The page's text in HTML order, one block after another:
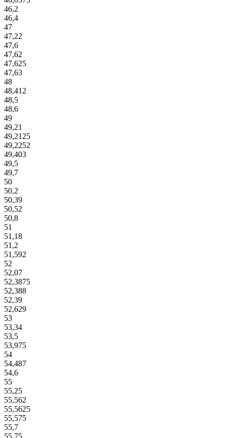
46,2
46,4
47
47,22
47,6
47,62
47,625
47,63
48
48,412
48,5
48,6
49
49,21
49,2125
49,2252
49,403
49,5
49,7
50
50,2
50,39
50,52
50,8
51
51,18
51,2
51,592
52
52,07
52,3875
52,388
52,39
52,629
53
53,34
53,5
53,975
54
54,487
54,6
55
55,25
55,562
55,5625
55,575
55,7